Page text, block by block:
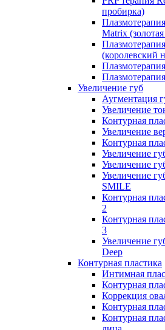
пробирка)
Matrix
(королевский
Увеличение губ
Аугментация
Увеличение
Контурная
Увеличение
Контурная
Увеличение
Увеличение
Увеличение
SMILE
Контурная
2
Контурная
3
Увеличение
Deep
Контурная пластика
Интимная
Контурная
Коррекция
Контурная
Контурная